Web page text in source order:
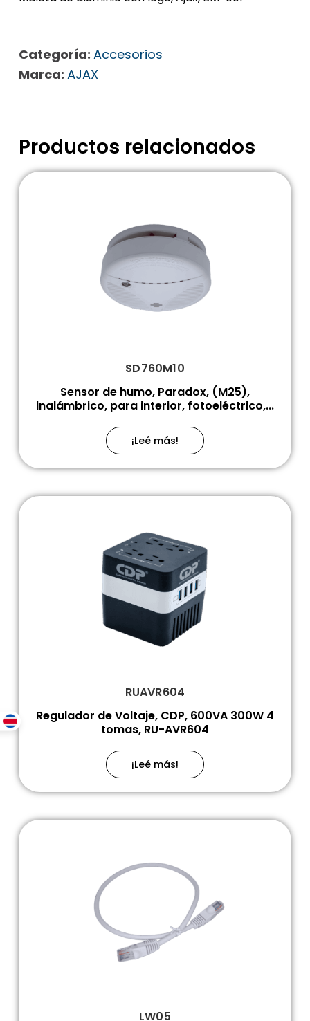
Categoría: Accesorios
Marca: AJAX
Productos relacionados
SD760M10
Sensor de humo, Paradox, (M25),
inalámbrico, para interior, fotoeléctrico,...
¡Leé más!
RUAVR604
Regulador de Voltaje, CDP, 600VA 300W 4
tomas, RU-AVR604
¡Leé más!
LW05